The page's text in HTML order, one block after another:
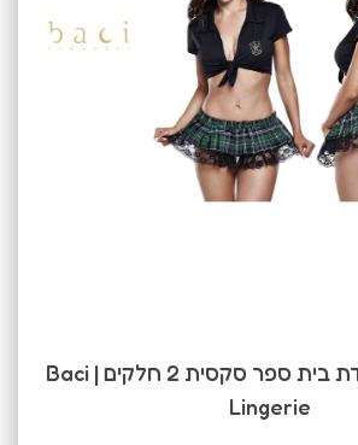
תחפושת תלמידת בית ספר סקסית 2 חלקים | Baci
Lingerie